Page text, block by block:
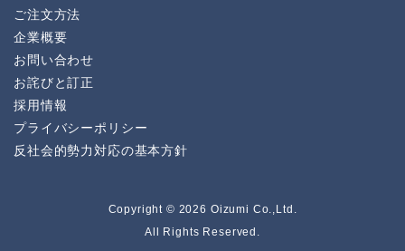
ご注文方法
企業概要
お問い合わせ
お詫びと訂正
採用情報
プライバシーポリシー
反社会的勢力対応の基本方針
Copyright © 2026 Oizumi Co.,Ltd.
All Rights Reserved.